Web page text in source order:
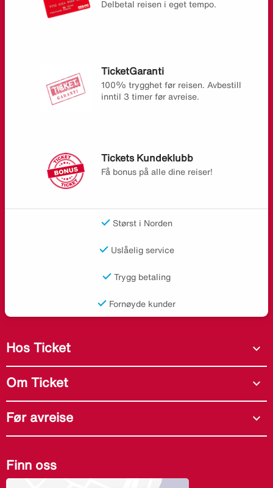
Delbetal reisen i eget tempo.
TicketGaranti
100% trygghet før reisen. Avbestill
inntil 3 timer før avreise.
Tickets Kundeklubb
Få bonus på alle dine reiser!
Størst i Norden
Uslåelig service
Trygg betaling
Fornøyde kunder
Hos Ticket expand_more
Om Ticket expand_more
Før avreise expand_more
Finn oss